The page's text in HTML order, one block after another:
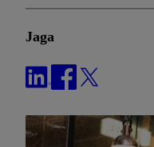
Jaga